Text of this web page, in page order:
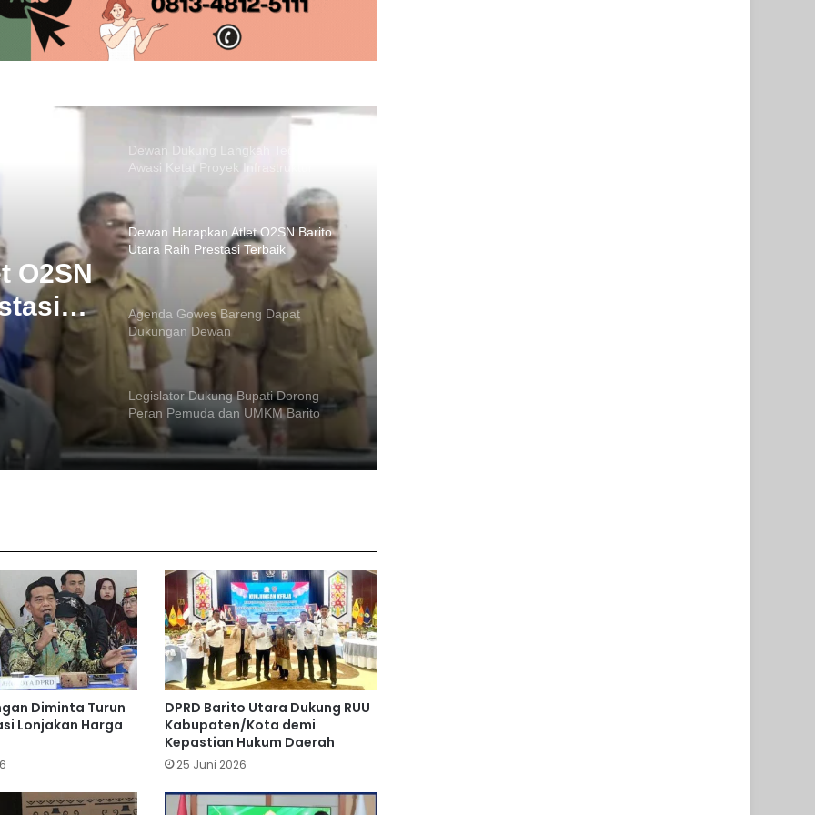
Apresiasi Dedikasi Polri
Dewan Harapkan Atlet O2SN Barito
Utara Raih Prestasi Terbaik
Agenda Gowes Bareng Dapat
Dukungan Dewan
Legislator Dukung Bupati Dorong
Peran Pemuda dan UMKM Barito
Utara
Hari Bhayangkara, Dewan Apresiasi
Sinergi Polri dan Pemkab Barito Utara
Ucapkan Selamat Hari Jadi ke-76
Barito Utara
Dirgahayu Bumi Iya Mulik Bengkang
Turan: DPRD Barito Utara Hadiri
Upacara HUT ke-76
Batara Expo Momentum Dorong
Potensi dan Ekonomi Lokal
Pimpinan DPRD Barito Utara
Diminta Turun
Lonjakan Harga
DPRD Barito Utara Dukung RUU
Kabupaten/Kota demi
Kepastian Hukum Daerah
25 Juni 2026